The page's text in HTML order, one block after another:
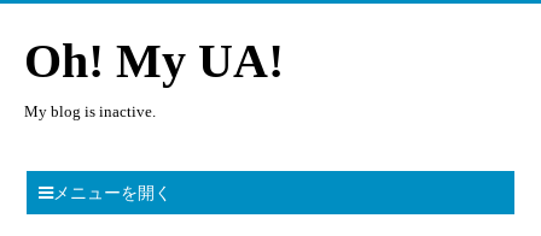
Oh! My UA!
My blog is inactive.
メニューを開く